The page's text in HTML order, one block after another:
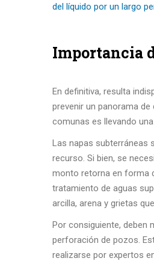
del líquido por un largo
Importancia
En definitiva, resulta
prevenir un panorama
comunas es llevando
Las napas subterráneas
recurso. Si bien, se
monto retorna en forma
tratamiento de aguas
arcilla, arena y grietas
Por consiguiente, deben
perforación de pozos.
realizarse por expertos